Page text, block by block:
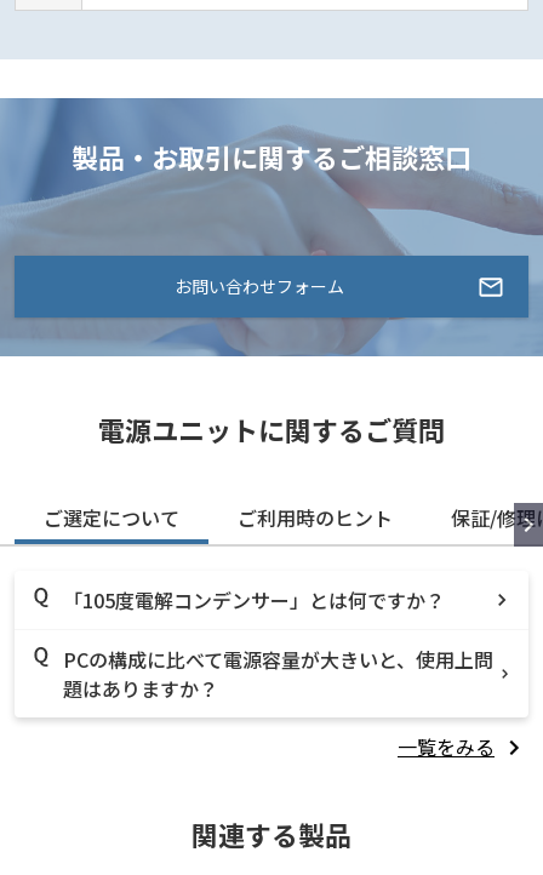
製品・お取引に関するご相談窓口
お問い合わせフォーム
電源ユニットに関するご質問
ご選定について ご利用時のヒント 保証/修理
「105度電解コンデンサー」とは何ですか？
PCの構成に比べて電源容量が大きいと、使用上問
題はありますか？
一覧をみる
関連する製品